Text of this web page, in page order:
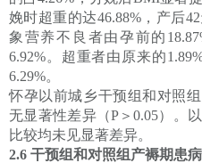
娩时超重的达46.88%，产后
象营养不良者由孕前的
6.92%。超重者由原来的
6.29%。
怀孕以前城乡干预组和对照
无显著性差异（P＞0.05）。
比较均未见显著差异。
2.6 干预组和对照组产褥期患